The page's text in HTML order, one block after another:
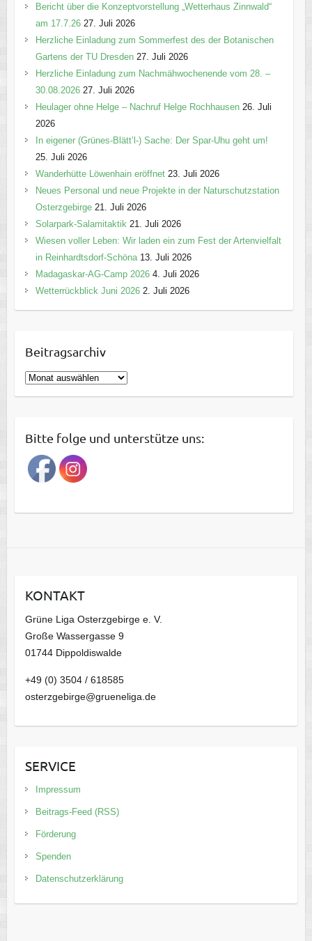
Bericht über die Konzeptvorstellung „Wetterhaus Zinnwald“
am 17.7.26 27. Juli 2026
Herzliche Einladung zum Sommerfest des der Botanischen
Gartens der TU Dresden 27. Juli 2026
Herzliche Einladung zum Nachmähwochenende vom 28. –
30.08.2026 27. Juli 2026
Heulager ohne Helge – Nachruf Helge Rochhausen 26. Juli
2026
In eigener (Grünes-Blätt’l-) Sache: Der Spar-Uhu geht um!
25. Juli 2026
Wanderhütte Löwenhain eröffnet 23. Juli 2026
Neues Personal und neue Projekte in der Naturschutzstation
Osterzgebirge 21. Juli 2026
Solarpark-Salamitaktik 21. Juli 2026
Wiesen voller Leben: Wir laden ein zum Fest der Artenvielfalt
in Reinhardtsdorf-Schöna 13. Juli 2026
Madagaskar-AG-Camp 2026 4. Juli 2026
Wetterrückblick Juni 2026 2. Juli 2026
Beitragsarchiv
B
e
r
a
g
a
v
Bitte folge und unterstütze uns:
KONTAKT
Grüne Liga Osterzgebirge e. V.
Große Wassergasse 9
01744 Dippoldiswalde
+49 (0) 3504 / 618585
osterzgebirge@grueneliga.de
SERVICE
Impressum
Beitrags-Feed (RSS)
Förderung
Spenden
Datenschutzerklärung